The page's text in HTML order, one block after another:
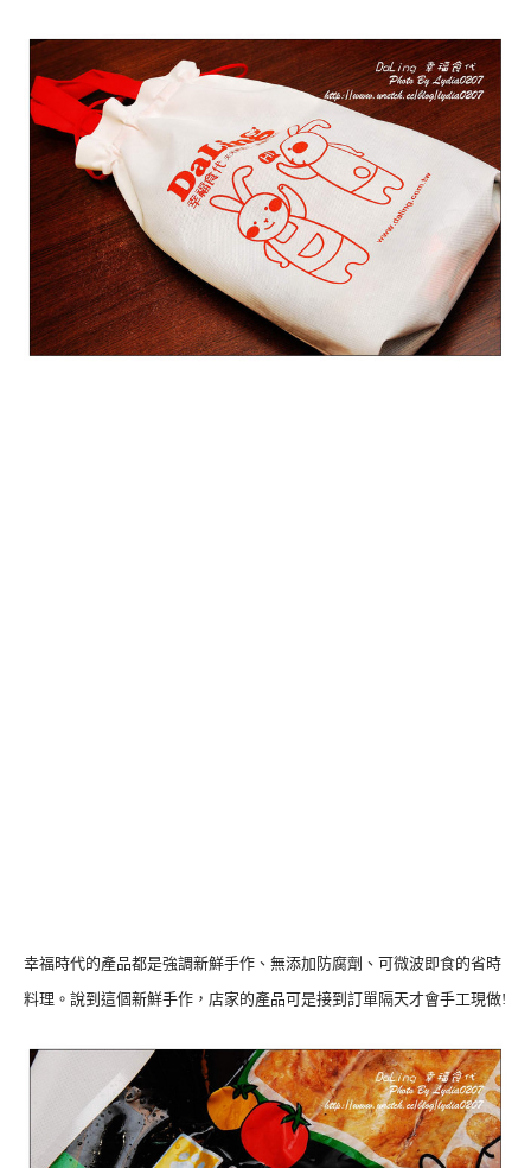
幸福時代的產品都是強調新鮮手作、無添加防腐劑、可微波即食的省時
料理。說到這個新鮮手作，店家的產品可是接到訂單隔天才會手工現做!